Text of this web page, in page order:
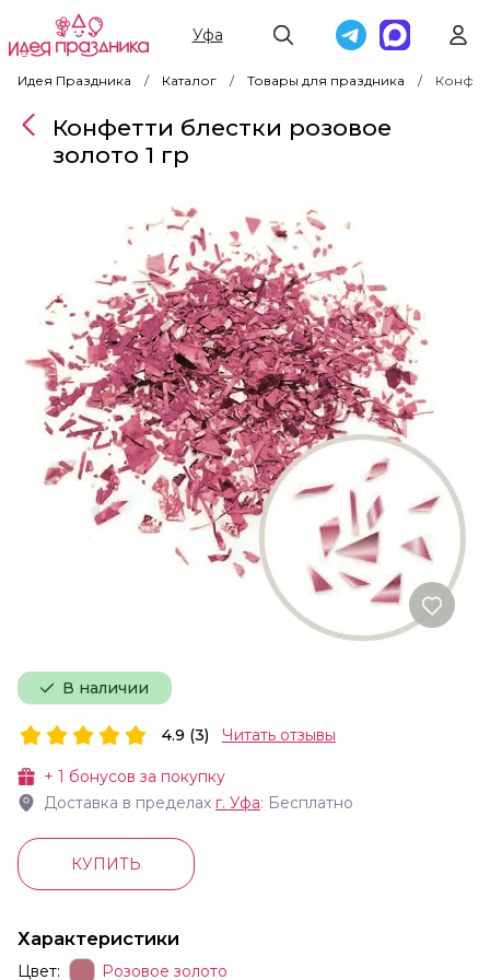
Уфа
Идея Праздника Каталог Товары для праздника
В наличии
Конфетти блестки розовое
золото 1 гр
+ 1 бонусов за покупку
Доставка в пределах г. Уфа: Бесплатно
4.9 (3) Читать отзывы
КУПИТЬ
Характеристики
Цвет: Розовое золото